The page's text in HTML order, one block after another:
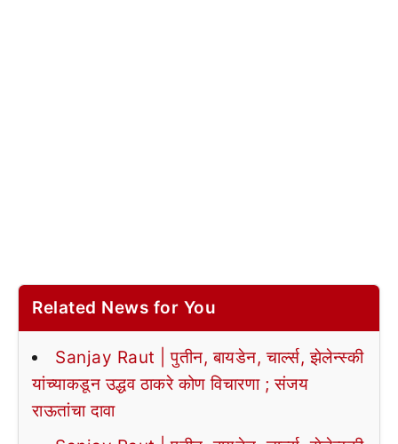
Related News for You
Sanjay Raut | पुतीन, बायडेन, चार्ल्स, झेलेन्स्की
यांच्याकडून उद्धव ठाकरे कोण विचारणा ; संजय
राऊतांचा दावा